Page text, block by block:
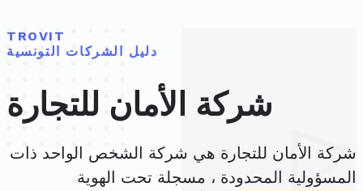
TROVIT
دليل الشركات التونسية
شركة الأمان للتجارة
شركة الأمان للتجارة هي شركة الشخص الواحد ذات
المسؤولية المحدودة ، مسجلة تحت الهوية